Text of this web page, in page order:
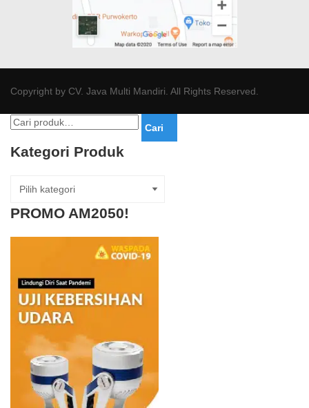
Copyright by CV. Java Multi Mandiri. All Rights Reserved.
Pencarian
Cari
Kategori Produk
PROMO AM2050!